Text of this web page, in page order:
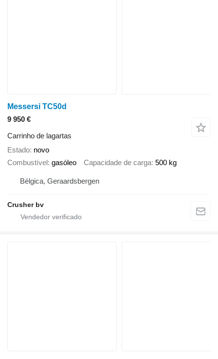
Messersi TC50d
9 950 €
Carrinho de lagartas
Estado novo
Combustível gasóleo Capacidade de carga 500 kg
Bélgica, Geraardsbergen
Crusher bv